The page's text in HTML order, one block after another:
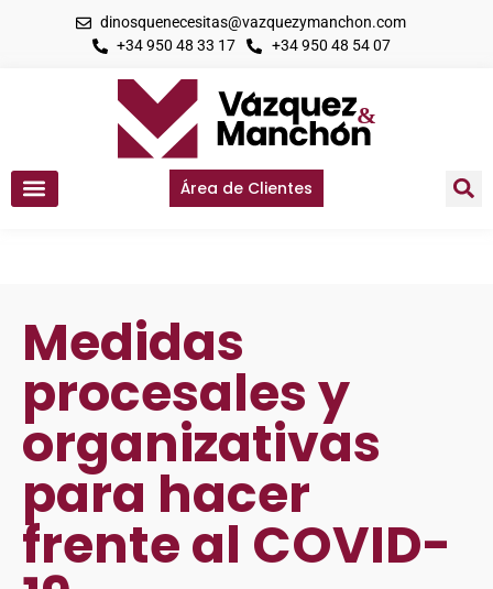
dinosquenecesitas@vazquezymanchon.com
+34 950 48 33 17
+34 950 48 54 07
Área de Clientes
Medidas
procesales y
organizativas
para hacer
frente al COVID-